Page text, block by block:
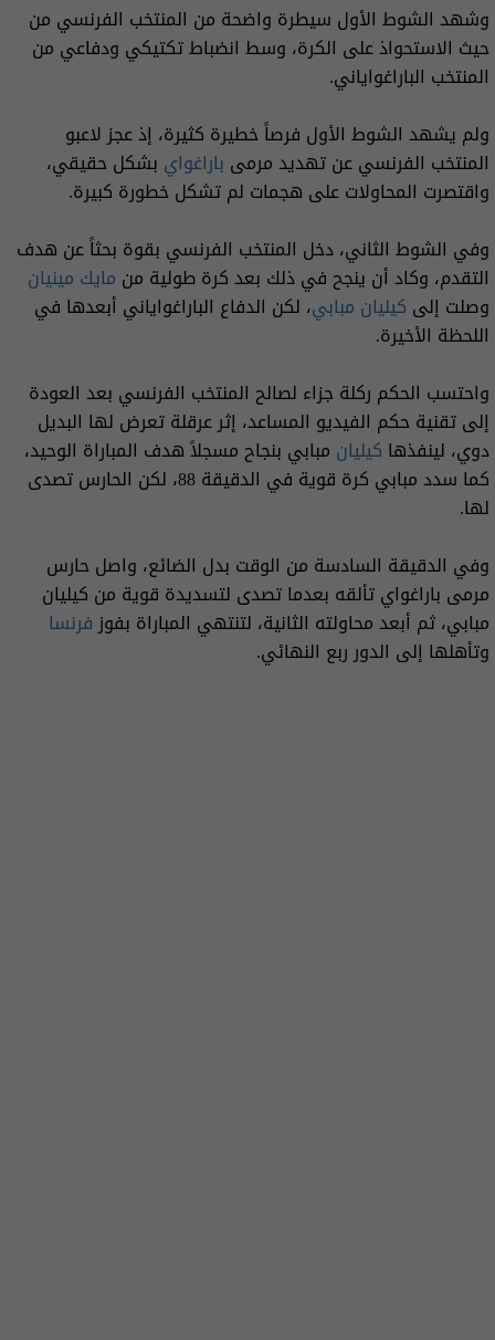
وشهد الشوط الأول سيطرة واضحة من المنتخب الفرنسي من
حيث الاستحواذ على الكرة، وسط انضباط تكتيكي ودفاعي من
المنتخب الباراغواياني.
ولم يشهد الشوط الأول فرصاً خطيرة كثيرة، إذ عجز لاعبو
المنتخب الفرنسي عن تهديد مرمى باراغواي بشكل حقيقي،
واقتصرت المحاولات على هجمات لم تشكل خطورة كبيرة.
وفي الشوط الثاني، دخل المنتخب الفرنسي بقوة بحثاً عن هدف
التقدم، وكاد أن ينجح في ذلك بعد كرة طولية من مايك مينيان
وصلت إلى كيليان مبابي، لكن الدفاع الباراغواياني أبعدها في
اللحظة الأخيرة.
واحتسب الحكم ركلة جزاء لصالح المنتخب الفرنسي بعد العودة
إلى تقنية حكم الفيديو المساعد، إثر عرقلة تعرض لها البديل
دوي، لينفذها كيليان مبابي بنجاح مسجلاً هدف المباراة الوحيد،
كما سدد مبابي كرة قوية في الدقيقة 88، لكن الحارس تصدى
لها.
وفي الدقيقة السادسة من الوقت بدل الضائع، واصل حارس
مرمى باراغواي تألقه بعدما تصدى لتسديدة قوية من كيليان
مبابي، ثم أبعد محاولته الثانية، لتنتهي المباراة بفوزفرنسا
وتأهلها إلى الدور ربع النهائي.